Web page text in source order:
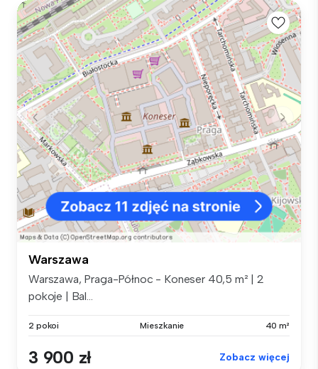
Warszawa
Warszawa, Praga-Północ - Koneser 40,5 m² | 2
pokoje | Bal...
2 pokoi Mieszkanie 40 m²
3 900 zł Zobacz więcej